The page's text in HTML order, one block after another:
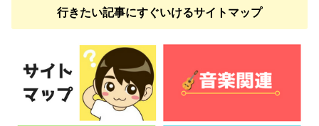
行きたい記事にすぐいけるサイトマップ